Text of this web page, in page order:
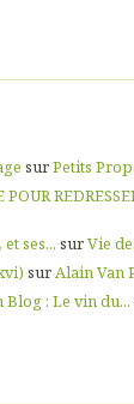
surPetits
ses... surVie
surAlain Van
: Le vin du...